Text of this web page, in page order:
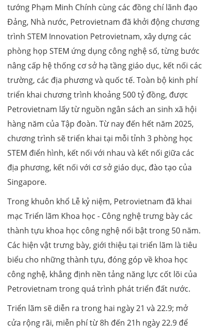
tướng Phạm Minh Chính cùng các đồng chí lãnh đạo
Đảng, Nhà nước, Petrovietnam đã khởi động chương
trình STEM Innovation Petrovietnam, xây dựng các
phòng họp STEM ứng dụng công nghệ số, từng bước
nâng cấp hệ thống cơ sở hạ tầng giáo dục, kết nối các
trường, các địa phương và quốc tế. Toàn bộ kinh phí
triển khai chương trình khoảng 500 tỷ đồng, được
Petrovietnam lấy từ nguồn ngân sách an sinh xã hội
hàng năm của Tập đoàn. Từ nay đến hết năm 2025,
chương trình sẽ triển khai tại mỗi tỉnh 3 phòng học
STEM điển hình, kết nối với nhau và kết nối giữa các
địa phương, kết nối với cơ sở giáo dục, đào tạo của
Singapore.
Trong khuôn khổ Lễ kỷ niệm, Petrovietnam đã khai
mạc Triển lãm Khoa học - Công nghệ trưng bày các
thành tựu khoa học công nghệ nổi bật trong 50 năm.
Các hiện vật trưng bày, giới thiệu tại triển lãm là tiêu
biểu cho những thành tựu, đóng góp về khoa học
công nghệ, khẳng định nền tảng năng lực cốt lõi của
Petrovietnam trong quá trình phát triển đất nước.
Triển lãm sẽ diễn ra trong hai ngày 21 và 22.9; mở
cửa rộng rãi, miễn phí từ 8h đến 21h ngày 22.9 để